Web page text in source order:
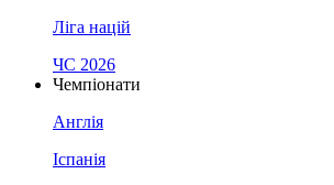
Ліга націй
ЧС 2026
Чемпіонати
Англія
Іспанія